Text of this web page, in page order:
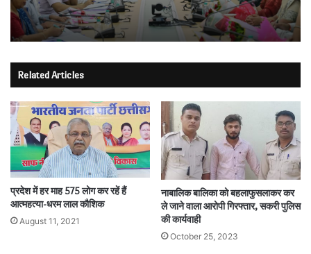
Related Articles
प्रदेश में हर माह 575 लोग कर रहें हैं
आत्महत्या-धरम लाल कौशिक
August 11, 2021
नाबालिक बालिका को बहलाफुसलाकर कर
ले जाने वाला आरोपी गिरफ्तार, सकरी पुलिस
की कार्यवाही
October 25, 2023